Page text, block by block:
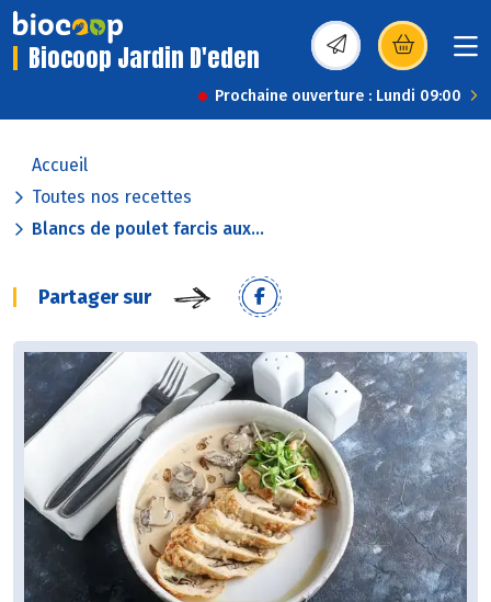
Biocoop Jardin D'eden (s’ouvre dans une
Prochaine ouverture : Lundi 09:00
Accueil
Toutes nos recettes
Blancs de poulet farcis aux...
Partager sur